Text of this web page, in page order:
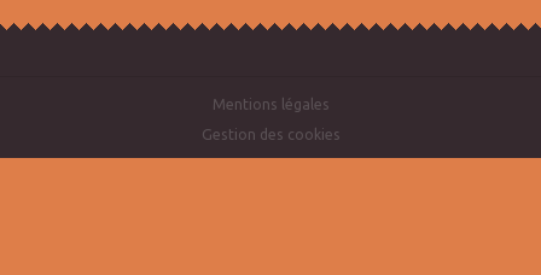
Mentions légales
Gestion des cookies